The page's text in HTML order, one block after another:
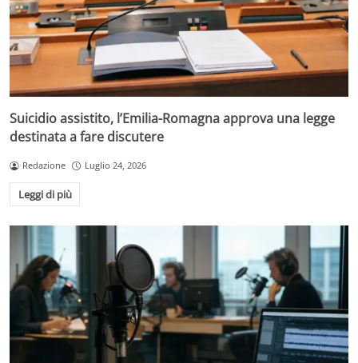
Suicidio assistito, l’Emilia-Romagna approva una legge
destinata a fare discutere
Redazione Luglio 24, 2026
Leggi di più